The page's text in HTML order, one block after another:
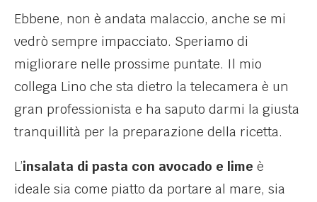
Ebbene, non è andata malaccio, anche se mi
vedrò sempre impacciato. Speriamo di
migliorare nelle prossime puntate. Il mio
collega Lino che sta dietro la telecamera è un
gran professionista e ha saputo darmi la giusta
tranquillità per la preparazione della ricetta.
L’insalata di pasta con avocado e lime è
ideale sia come piatto da portare al mare, sia